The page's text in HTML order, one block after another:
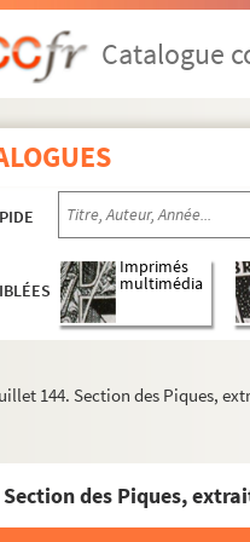
Catalogue
Imprimés
multimédia
144. Section des Piques,
des Piques,